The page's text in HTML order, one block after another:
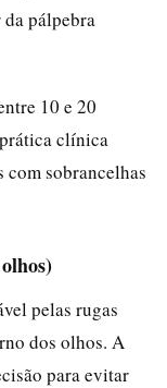
pálpebra
10 e 20
clínica
com sobrancelhas
pelas rugas
dos olhos. A
para evitar